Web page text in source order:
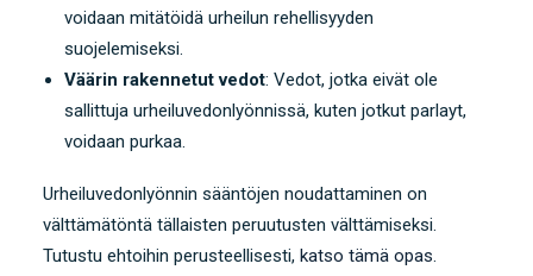
voidaan mitätöidä urheilun rehellisyyden
suojelemiseksi.
Väärin rakennetut vedot: Vedot, jotka eivät ole
sallittuja urheiluvedonlyönnissä, kuten jotkut parlayt,
voidaan purkaa.
Urheiluvedonlyönnin sääntöjen noudattaminen on
välttämätöntä tällaisten peruutusten välttämiseksi.
Tutustu ehtoihin perusteellisesti, katso tämä opas.